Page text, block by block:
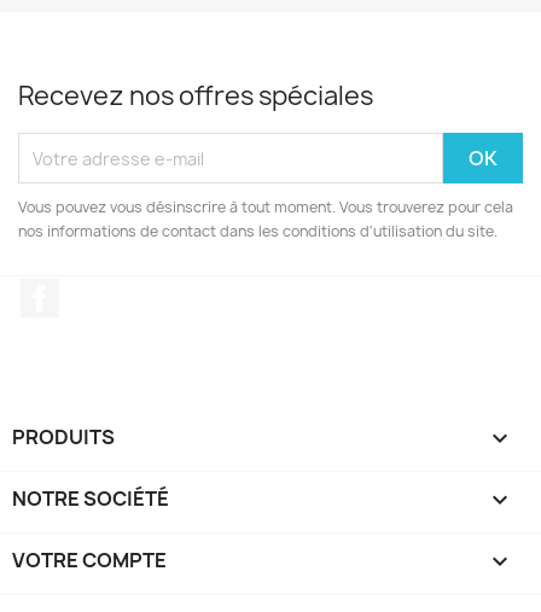
Recevez nos offres spéciales
Vous pouvez vous désinscrire à tout moment. Vous trouverez pour cela
nos informations de contact dans les conditions d'utilisation du site.
PRODUITS 
NOTRE SOCIÉTÉ 
VOTRE COMPTE 